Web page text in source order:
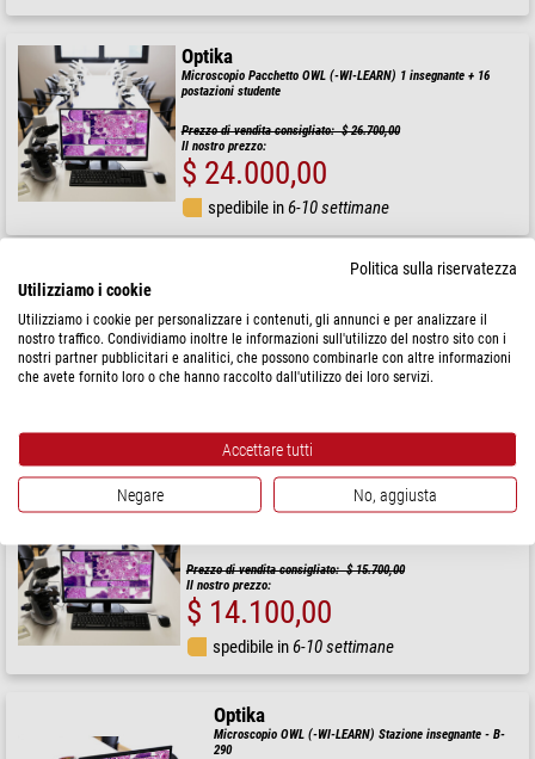
Optika
Microscopio Pacchetto OWL (-WI-LEARN) 1 insegnante + 16
postazioni studente
Prezzo di vendita consigliato: $ 26.700,00
Il nostro prezzo:
$ 24.000,00
spedibile in6-10 settimane
postazioni studente
Prezzo di vendita consigliato: $ 21.200,00
Il nostro prezzo:
$ 19.000,00
spedibile in6-10 settimane
Microscopio Pacchetto OWL (-WI-LEARN) 1 insegnante + 8
Prezzo di vendita consigliato: $ 15.700,00
Il nostro prezzo:
$ 14.100,00
spedibile in6-10 settimane
Optika
Microscopio OWL (-WI-LEARN) Stazione insegnante - B-
290
Politica sulla riservatezza
Utilizziamo i cookie
Utilizziamo i cookie per personalizzare i contenuti, gli annunci e per analizzare il
nostro traffico. Condividiamo inoltre le informazioni sull'utilizzo del nostro sito con i
nostri partner pubblicitari e analitici, che possono combinarle con altre informazioni
che avete fornito loro o che hanno raccolto dall'utilizzo dei loro servizi.
Accettare tutti
Negare No, aggiusta